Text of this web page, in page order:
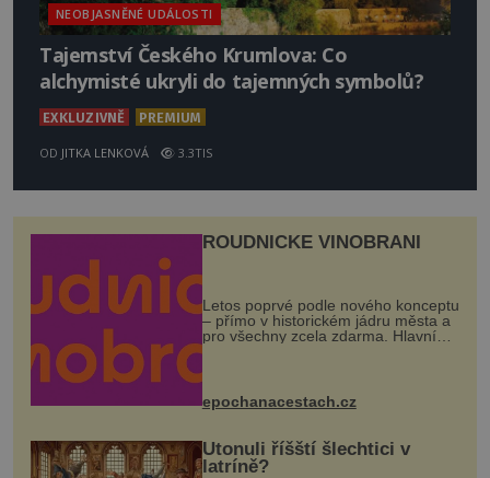
NEOBJASNĚNÉ UDÁLOSTI
Tajemství Českého Krumlova: Co
alchymisté ukryli do tajemných symbolů?
EXKLUZIVNĚ PREMIUM
OD JITKA LENKOVÁ 3.3TIS
ROUDNICKÉ VINOBRANÍ
Letos poprvé podle nového konceptu
– přímo v historickém jádru města a
pro všechny zcela zdarma. Hlavní
program se odehraje na Karlově a
mohou těšit na víno, burčák, pes...
epochanacestach.cz
Utonuli říšští šlechtici v
latríně?